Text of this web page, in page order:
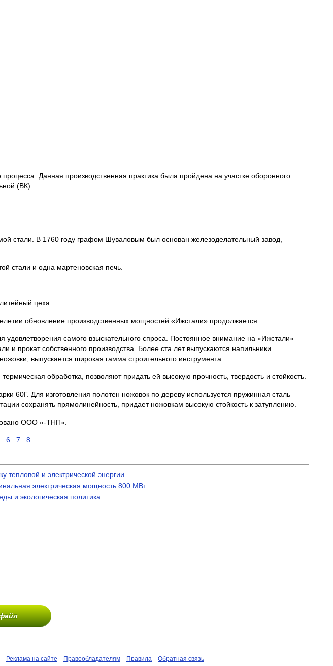
Данная производственная практика была пройдена на участке оборонного
(ВК).
стали. В 1760 году графом Шуваловым был основан железоделательный завод,
стали и одна мартеновская печь.
цеха.
обновление производственных мощностей «Ижстали» продолжается.
самого взыскательного спроса. Постоянное внимание на «Ижстали»
и прокат собственного производства. Более ста лет выпускаются напильники
выпускается широкая гамма строительного инструмента.
обработка, позволяют придать ей высокую прочность, твердость и стойкость.
60Г. Для изготовления полотен ножовок по дереву используется пружинная сталь
сохранять прямолинейность, придает ножовкам высокую стойкость к затуплению.
ООО «-ТНП».
6 7 8
тепловой и электрической энергии
электрическая мощность 800 МВт
и экологическая политика
Реклама на сайте Правообладателям Правила Обратная связь